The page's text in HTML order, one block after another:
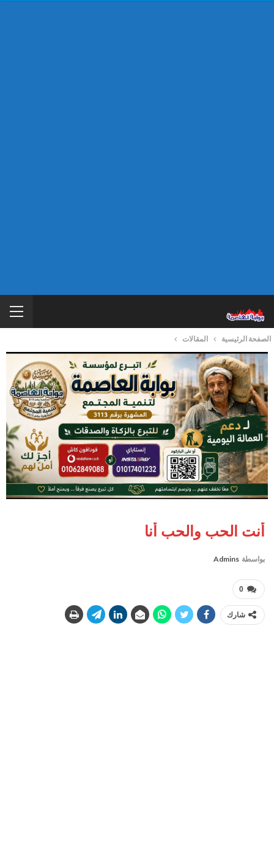
الصفحة الرئيسية المقالات
أنت الحب والحب أنا
بواسطة Admins
0
شارك